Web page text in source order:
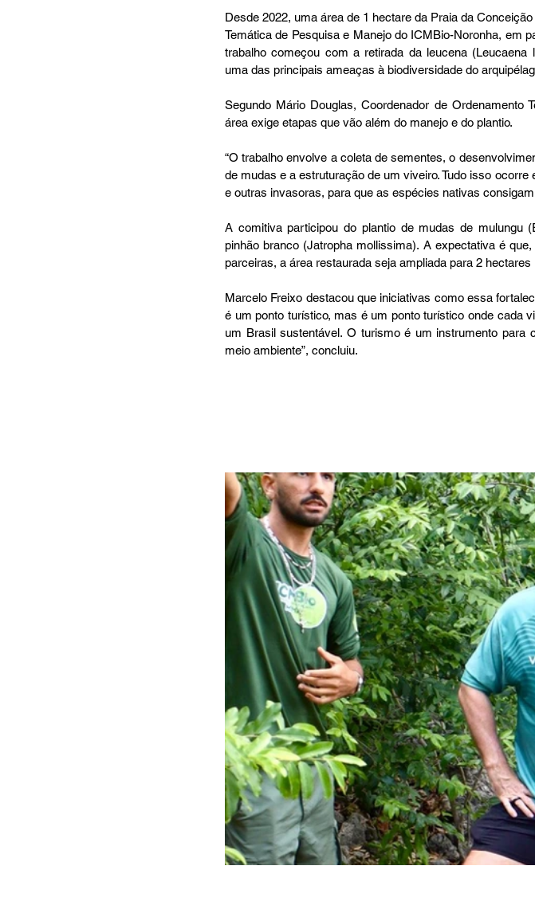
Desde 2022, uma área de 1 hectare da Praia da
Temática de Pesquisa e Manejo do ICMBio-Noronha, em
trabalho começou com a retirada da leucena
uma das principais ameaças à biodiversidade do
Segundo Mário Douglas, Coordenador de Ordenamento
área exige etapas que vão além do manejo e do plantio.
“O trabalho envolve a coleta de sementes, o
de mudas e a estruturação de um viveiro. Tudo isso
e outras invasoras, para que as espécies nativas
A comitiva participou do plantio de mudas de mulungu
pinhão branco (Jatropha mollissima). A expectativa é
parceiras, a área restaurada seja ampliada para 2
Marcelo Freixo destacou que iniciativas como essa
é um ponto turístico, mas é um ponto turístico onde cada
um Brasil sustentável. O turismo é um instrumento
meio ambiente”, concluiu.